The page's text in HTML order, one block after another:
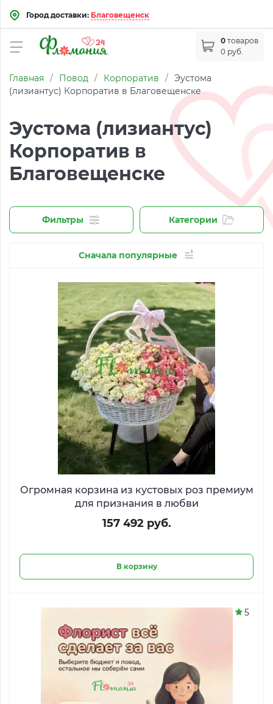
Город доставки: Благовещенск
0 товаров
0 руб.
Главная / Повод / Корпоратив / Эустома
(лизиантус) Корпоратив в Благовещенске
Эустома (лизиантус)
Корпоратив в
Благовещенске
Фильтры Категории
Сначала популярные
Огромная корзина из кустовых роз премиум
для признания в любви
157 492 руб.
В корзину
5